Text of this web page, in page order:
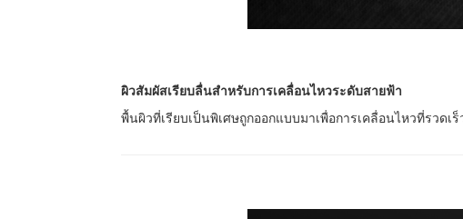
ผิวสัมผัสเรียบลื่นสำหรับการเคลื่อนไหวระดับสายฟ้า
พื้นผิวที่เรียบเป็นพิเศษถูกออกแบบมาเพื่อการเคลื่อนไหวที่รวด